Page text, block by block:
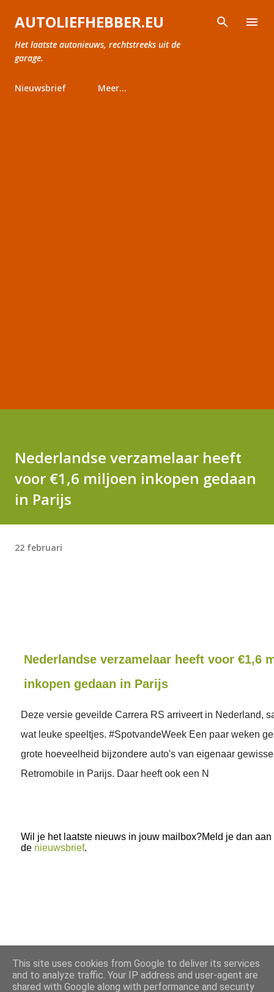
Doorgaan naar hoofdcontent
AUTOLIEFHEBBER.EU
Het laatste autonieuws, rechtstreeks uit de
garage.
Nieuwsbrief Meer…
Nederlandse verzamelaar heeft
voor €1,6 miljoen inkopen gedaan
in Parijs
22 februari
Nederlandse verzamelaar heeft voor €1,6
inkopen gedaan in Parijs
Deze versie geveilde Carrera RS arriveert in Nederland,
wat leuke speeltjes. #SpotvandeWeek Een paar weken
grote hoeveelheid bijzondere auto's van eigenaar
Retromobile in Parijs. Daar heeft ook een N
Wil je het laatste nieuws in jouw mailbox?Meld je dan aan
de nieuwsbrief.
This site uses cookies from Google to deliver its services
and to analyze traffic. Your IP address and user-agent are
shared with Google along with performance and security